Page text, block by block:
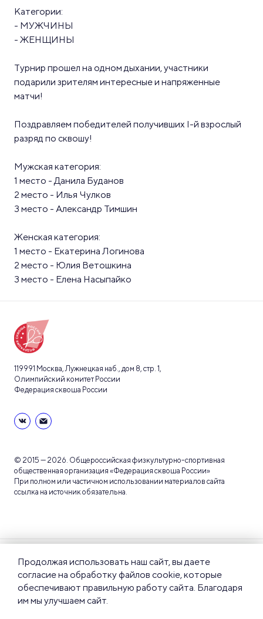
Категории:
- МУЖЧИНЫ
- ЖЕНЩИНЫ
Турнир прошел на одном дыхании, участники
подарили зрителям интересные и напряженные
матчи!
Поздравляем победителей получивших I-й взрослый
разряд по сквошу!
Мужская категория:
1 место - Данила Буданов
2 место - Илья Чулков
3 место - Александр Тимшин
Женская категория:
1 место - Екатерина Логинова
2 место - Юлия Ветошкина
3 место - Елена Насыпайко
119991 Москва, Лужнецкая наб., дом 8, стр. 1,
Олимпийский комитет России
Федерация сквоша России
© 2015 — 2026. Общероссийская физкультурно-спортивная
общественная организация «Федерация сквоша России»
При полном или частичном использовании материалов сайта
ссылка на источник обязательна.
соглашение
конфиденциальности
Правила пользования
Продолжая использовать наш сайт, вы даете
согласие на обработку файлов cookie, которые
обеспечивают правильную работу сайта. Благодаря
им мы улучшаем сайт.